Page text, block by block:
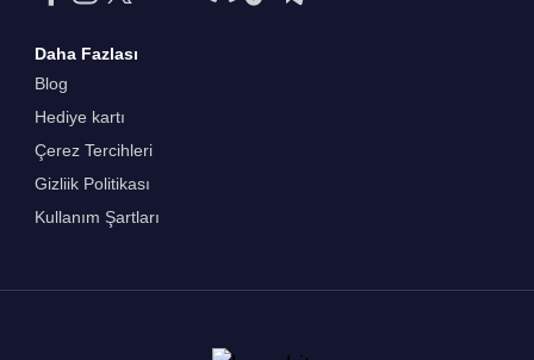
Daha Fazlası
Blog
Hediye kartı
Çerez Tercihleri
Gizliik Politikası
Kullanım Şartları